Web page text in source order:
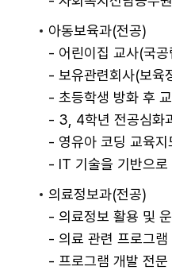
아동보육과(전공)
- 어린이집 교사(국
- 보유관련회사(보육
- 초등학생 방화 후
- 3, 4학년 전공심화
- 영유아 코딩 교육지
- IT 기술을 기반으로
의료정보과(전공)
- 의료정보 활용 및
- 의료 관련 프로그램
- 프로그램 개발 전